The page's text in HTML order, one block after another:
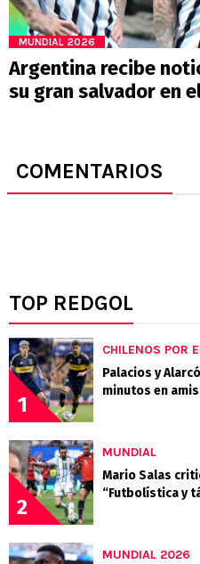
MUNDIAL 2026
Argentina recibe
su gran salvador en
COMENTARIOS
TOP REDGOL
1
CHILENOS POR
Palacios y
minutos en
2
MUNDIAL
Mario Salas
“Futbolística y
MUNDIAL 2026